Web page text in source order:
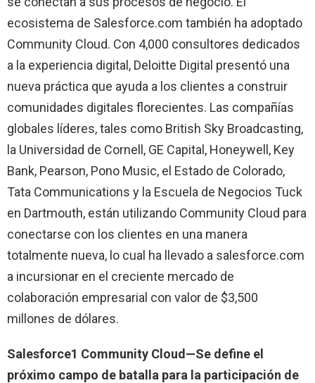
ecosistema de Salesforce.com también ha adoptado
Community Cloud. Con 4,000 consultores dedicados
a la experiencia digital, Deloitte Digital presentó una
nueva práctica que ayuda a los clientes a construir
comunidades digitales florecientes. Las compañías
globales líderes, tales como British Sky Broadcasting,
la Universidad de Cornell, GE Capital, Honeywell, Key
Bank, Pearson, Pono Music, el Estado de Colorado,
Tata Communications y la Escuela de Negocios Tuck
en Dartmouth, están utilizando Community Cloud para
conectarse con los clientes en una manera
totalmente nueva, lo cual ha llevado a salesforce.com
a incursionar en el creciente mercado de
colaboración empresarial con valor de $3,500
millones de dólares.
Salesforce1 Community Cloud—Se define el
próximo campo de batalla para la participación de